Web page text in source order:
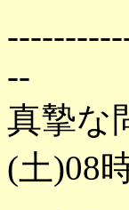
--
真摯な
(土)08